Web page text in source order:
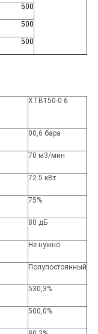
500
500
500
XTB150-0.6
00,6 бара
70 м3/мин
72.5 кВт
75%
80 дБ
Не нужно.
Полупостоянный
530,3%
500,0%